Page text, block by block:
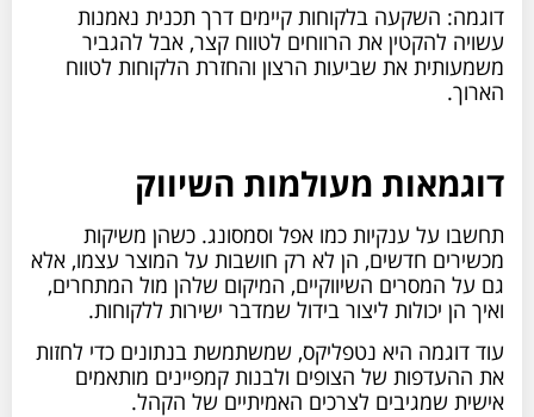
דוגמה: השקעה בלקוחות קיימים דרך תכנית נאמנות
עשויה להקטין את הרווחים לטווח קצר, אבל להגביר
משמעותית את שביעות הרצון והחזרת הלקוחות לטווח
הארוך.
דוגמאות מעולמות השיווק
תחשבו על ענקיות כמו אפל וסמסונג. כשהן משיקות
מכשירים חדשים, הן לא רק חושבות על המוצר עצמו, אלא
גם על המסרים השיווקיים, המיקום שלהן מול המתחרים,
ואיך הן יכולות ליצור בידול שמדבר ישירות ללקוחות.
עוד דוגמה היא נטפליקס, שמשתמשת בנתונים כדי לחזות
את ההעדפות של הצופים ולבנות קמפיינים מותאמים
אישית שמגיבים לצרכים האמיתיים של הקהל.